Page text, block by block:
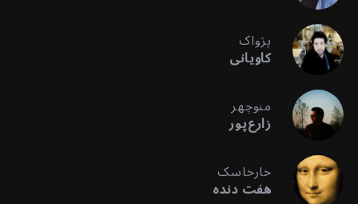
پژواک
کاویانی
منوچهر
زارع‌پور
خارخاسک
هفت دنده